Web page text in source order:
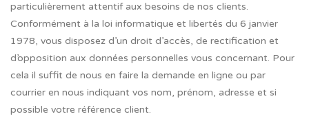
particulièrement attentif aux besoins de nos clients.
Conformément à la loi informatique et libertés du 6 janvier
1978, vous disposez d’un droit d’accès, de rectification et
d’opposition aux données personnelles vous concernant. Pour
cela il suffit de nous en faire la demande en ligne ou par
courrier en nous indiquant vos nom, prénom, adresse et si
possible votre référence client.